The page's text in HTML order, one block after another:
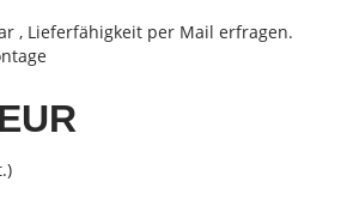
, Lieferfähigkeit per Mail erfragen.